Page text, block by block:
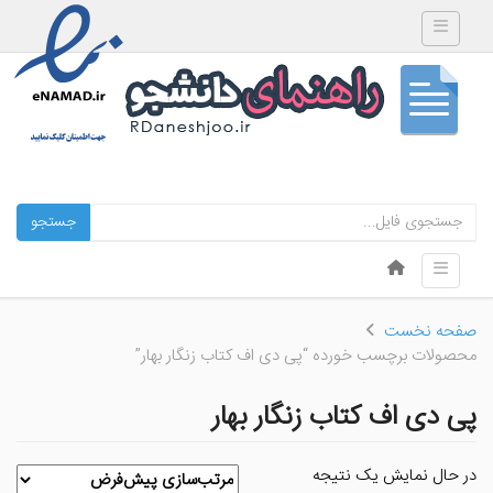
Toggle navigation
جستجو
Menu
Skip to content
Toggle navigation
صفحه نخست
محصولات برچسب خورده “پی دی اف کتاب زنگار بهار”
پی دی اف کتاب زنگار بهار
در حال نمایش یک نتیجه